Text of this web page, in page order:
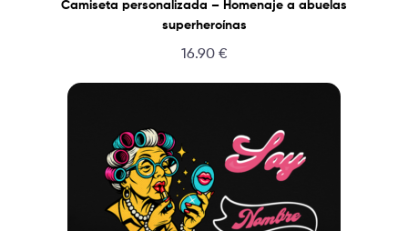
Camiseta personalizada – Homenaje a abuelas
superheroínas
16.90 €